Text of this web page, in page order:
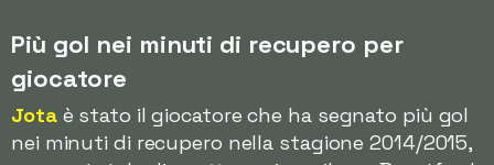
Più gol nei minuti di recupero per
giocatore
Jotaè stato il giocatore che ha segnato più gol
nei minuti di recupero nella stagione 2014/2015,